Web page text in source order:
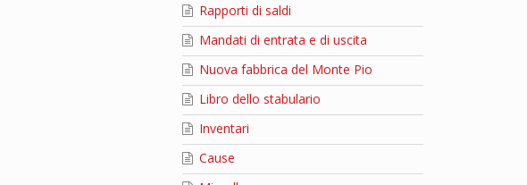
Rapporti di saldi
Mandati di entrata e di uscita
Nuova fabbrica del Monte Pio
Libro dello stabulario
Inventari
Cause